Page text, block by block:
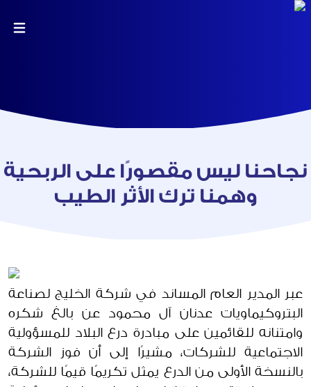
نجاحنا ليس مقصورًا على الربحية
وهمنا ترك الأثر الطيب
عبر المدير العام المساند في شركة الخليج لصناعة
البتروكيماويات عدنان آل محمود عن بالغ شكره
وامتنانه للقائمين على مبادرة درع البلاد للمسؤولية
الاجتماعية للشركات، مشيرًا إلى أن فوز الشركة
بالنسخة الأولى من الدرع يمثل تكريمًا قيمًا للشركة،